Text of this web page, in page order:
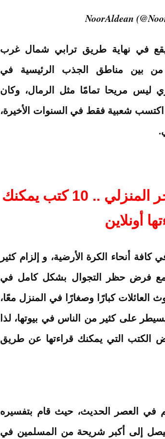
في نهاية طريق ترابي شمال غرب
من بين مناطق الجذب الرئيسية في
ليس مريحا تمامًا مثل الرمال، وكان
اكتسب شعبية فقط في السنوات الأخيرة،
لكسر الملل أثناء الحجر المنزلي .. 10 كتب يمكنك
أونلاين
أنحاء الكرة الأرضية، و إلزام كثير
فرض حظر التجوال بشكل كامل في
كبارًا وصغارًا في المنزل معًا،
على كثير من الناس في بيوتها، لذا
الكتب التي يمكنك قراءتها عن طريق
في العصر الحديث، حيث قام بتفسيره
إلى أكبر شريحة من المسلمين في